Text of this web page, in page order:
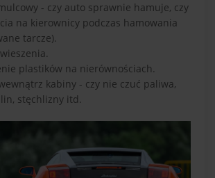
- czy auto sprawnie hamuje, czy
na kierownicy podczas hamowania
tarcze).
plastików na nierównościach.
kabiny - czy nie czuć paliwa,
stęchlizny itd.